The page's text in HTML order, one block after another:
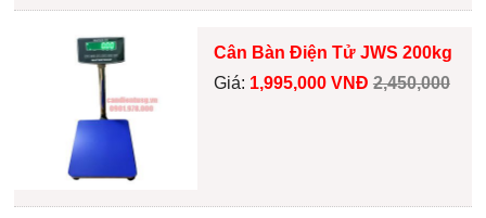
Cân Bàn Điện Tử JWS 200kg
Giá: 1,995,000 VNĐ 2,450,000